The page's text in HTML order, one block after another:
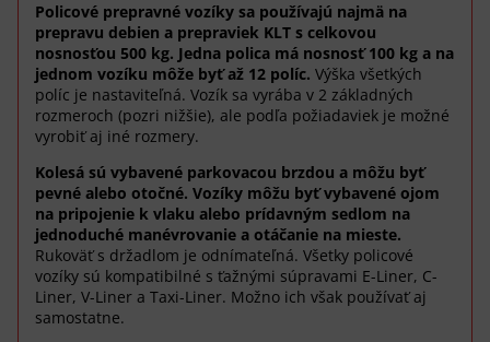
Policové prepravné vozíky sa používajú najmä na
prepravu debien a prepraviek KLT s celkovou
nosnosťou 500 kg. Jedna polica má nosnosť 100 kg a na
jednom vozíku môže byť až 12 políc. Výška všetkých
políc je nastaviteľná. Vozík sa vyrába v 2 základných
rozmeroch (pozri nižšie), ale podľa požiadaviek je možné
vyrobiť aj iné rozmery.
Kolesá sú vybavené parkovacou brzdou a môžu byť
pevné alebo otočné. Vozíky môžu byť vybavené ojom
na pripojenie k vlaku alebo prídavným sedlom na
jednoduché manévrovanie a otáčanie na mieste.
Rukoväť s držadlom je odnímateľná. Všetky policové
vozíky sú kompatibilné s ťažnými súpravami E-Liner, C-
Liner, V-Liner a Taxi-Liner. Možno ich však používať aj
samostatne.